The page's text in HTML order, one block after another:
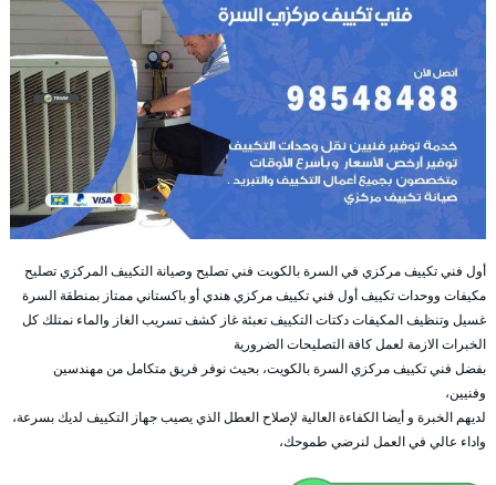
أول فني تكييف مركزي في السرة بالكويت فني تصليح وصيانة التكييف المركزي تصليح
مكيفات ووحدات تكييف أول فني تكييف مركزي هندي أو باكستاني ممتاز بمنطقة السرة
غسيل وتنظيف المكيفات دكتات التكييف تعبئة غاز كشف تسريب الغاز والماء نمتلك كل
الخبرات الازمة لعمل كافة التصليحات الضرورية
بفضل فني تكييف مركزي السرة بالكويت، بحيث نوفر فريق متكامل من مهندسين
وفنيين،
لديهم الخبرة و أيضا الكفاءة العالية لإصلاح العطل الذي يصيب جهاز التكييف لديك بسرعة،
واداء عالي في العمل لنرضي طموحك،